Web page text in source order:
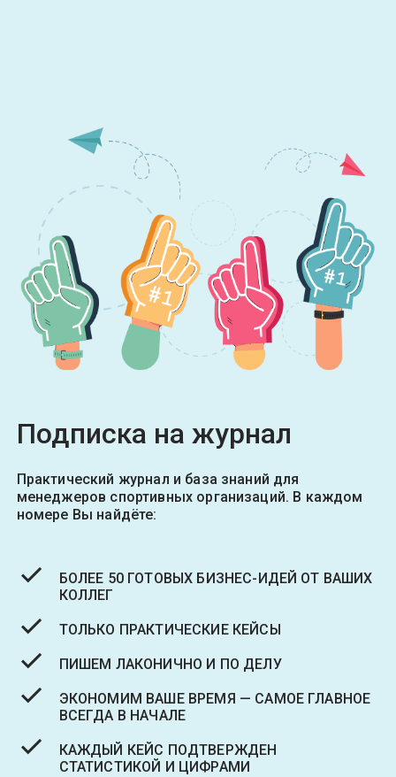
Подписка на журнал
Практический журнал и база знаний для
менеджеров спортивных организаций. В каждом
номере Вы найдёте:
БОЛЕЕ 50 ГОТОВЫХ БИЗНЕС-ИДЕЙ ОТ ВАШИХ
КОЛЛЕГ
ТОЛЬКО ПРАКТИЧЕСКИЕ КЕЙСЫ
ПИШЕМ ЛАКОНИЧНО И ПО ДЕЛУ
ЭКОНОМИМ ВАШЕ ВРЕМЯ — САМОЕ ГЛАВНОЕ
ВСЕГДА В НАЧАЛЕ
КАЖДЫЙ КЕЙС ПОДТВЕРЖДЕН
СТАТИСТИКОЙ И ЦИФРАМИ